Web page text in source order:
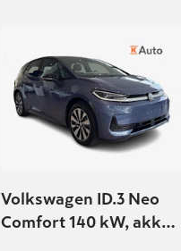
Volkswagen ID.3 Neo
Comfort 140 kW, akku